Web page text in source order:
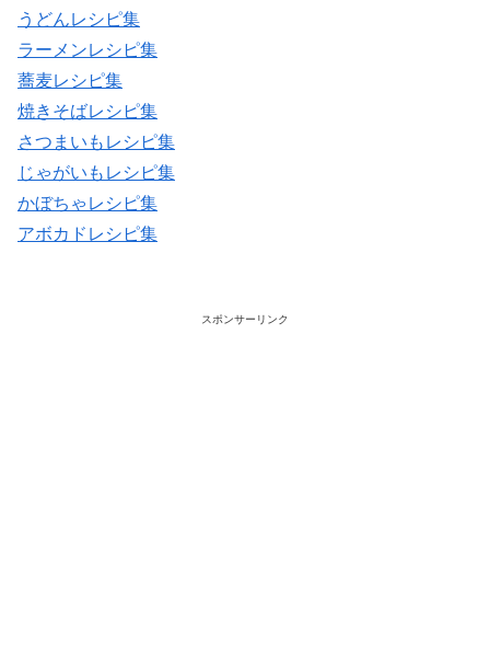
うどんレシピ集
ラーメンレシピ集
蕎麦レシピ集
焼きそばレシピ集
さつまいもレシピ集
じゃがいもレシピ集
かぼちゃレシピ集
アボカドレシピ集
スポンサーリンク